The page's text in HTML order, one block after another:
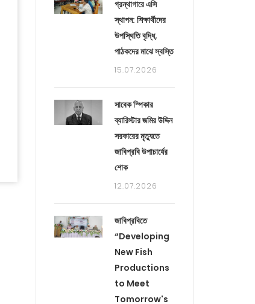
গ্রন্থাগারে এসি
স্থাপন: শিক্ষার্থীদের
উপস্থিতি বৃদ্ধি,
পাঠকদের মাঝে স্বস্তি
15.07.2026
সাবেক স্পিকার
ব্যারিস্টার জমির উদ্দিন
সরকারের মৃত্যুতে
জাবিপ্রবি উপাচার্যের
শোক
12.07.2026
জাবিপ্রবিতে
“Developing
New Fish
Productions
to Meet
Tomorrow's